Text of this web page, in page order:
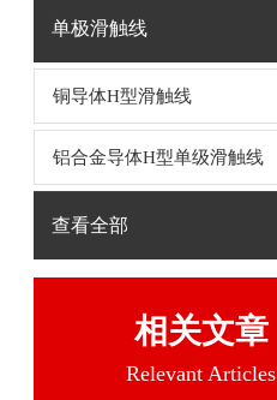
单极滑触线
铜导体H型滑触线
铝合金导体H型单级滑触线
查看全部
相关文章
Relevant Articles